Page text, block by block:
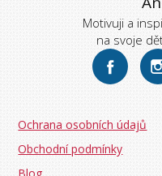
Motivuji a
na svoje
Ochrana osobních údajů
Obchodní podmínky